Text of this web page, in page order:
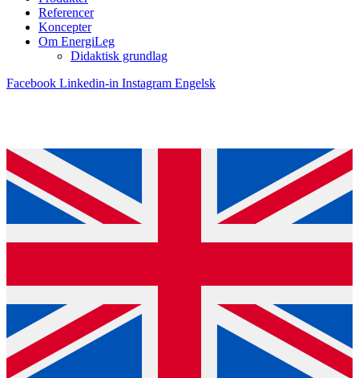
Referencer
Koncepter
Om EnergiLeg
Didaktisk grundlag
Facebook Linkedin-in Instagram Engelsk